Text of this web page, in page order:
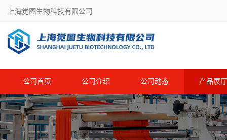
上海觉图生物科技有限公司
公司首页 公司介绍 公司动态 产品展厅